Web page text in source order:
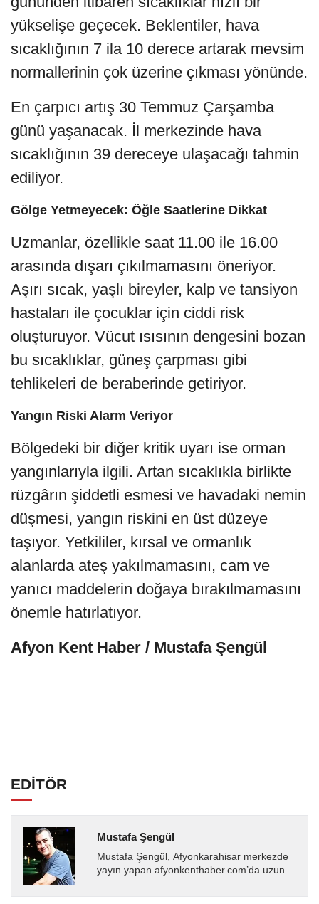
yükselişe geçecek. Beklentiler, hava
sıcaklığının 7 ila 10 derece artarak mevsim
normallerinin çok üzerine çıkması yönünde.
En çarpıcı artış 30 Temmuz Çarşamba
günü yaşanacak. İl merkezinde hava
sıcaklığının 39 dereceye ulaşacağı tahmin
ediliyor.
Gölge Yetmeyecek: Öğle Saatlerine Dikkat
Uzmanlar, özellikle saat 11.00 ile 16.00
arasında dışarı çıkılmamasını öneriyor.
Aşırı sıcak, yaşlı bireyler, kalp ve tansiyon
hastaları ile çocuklar için ciddi risk
oluşturuyor. Vücut ısısının dengesini bozan
bu sıcaklıklar, güneş çarpması gibi
tehlikeleri de beraberinde getiriyor.
Yangın Riski Alarm Veriyor
Bölgedeki bir diğer kritik uyarı ise orman
yangınlarıyla ilgili. Artan sıcaklıkla birlikte
rüzgârın şiddetli esmesi ve havadaki nemin
düşmesi, yangın riskini en üst düzeye
taşıyor. Yetkililer, kırsal ve ormanlık
alanlarda ateş yakılmamasını, cam ve
yanıcı maddelerin doğaya bırakılmamasını
önemle hatırlatıyor.
Afyon Kent Haber / Mustafa Şengül
EDİTÖR
Mustafa Şengül
Mustafa Şengül, Afyonkarahisar merkezde
yayın yapan afyonkenthaber.com’da uzun
almakta, haber akışı...